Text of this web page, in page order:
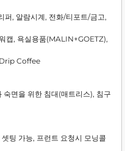
퍼, 알람시계, 전화/티포트/금고,
캡, 욕실용품(MALIN+GOETZ),
Drip Coffee
면을 위한 침대(매트리스), 침구
팅 가능, 프런트 요청시 모닝콜